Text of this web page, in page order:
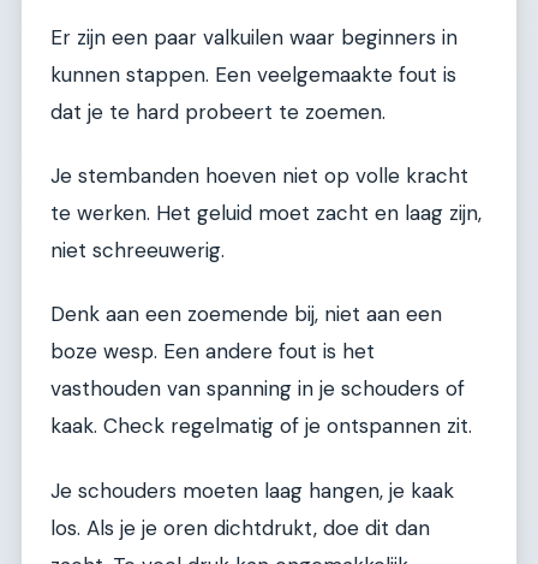
Er zijn een paar valkuilen waar beginners in
kunnen stappen. Een veelgemaakte fout is
dat je te hard probeert te zoemen.
Je stembanden hoeven niet op volle kracht
te werken. Het geluid moet zacht en laag zijn,
niet schreeuwerig.
Denk aan een zoemende bij, niet aan een
boze wesp. Een andere fout is het
vasthouden van spanning in je schouders of
kaak. Check regelmatig of je ontspannen zit.
Je schouders moeten laag hangen, je kaak
los. Als je je oren dichtdrukt, doe dit dan